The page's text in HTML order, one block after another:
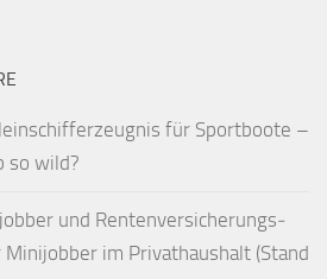
für Sportboote –
so wild?
und Renten­versicherungs­
im Privat­haushalt (Stand